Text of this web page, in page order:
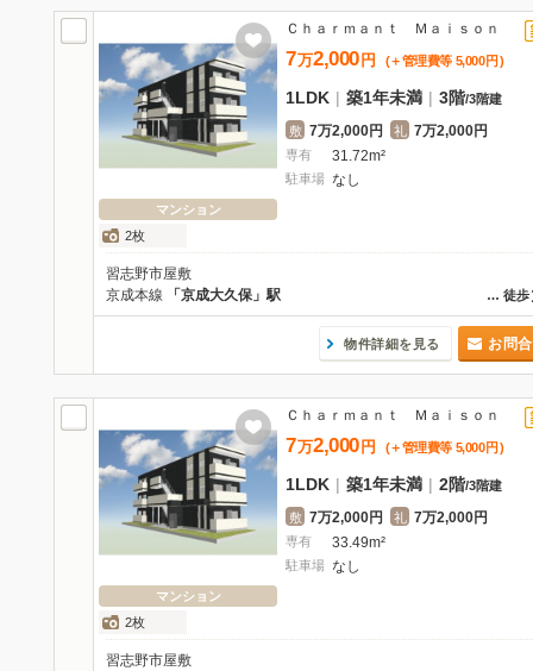
マンション
2枚
Ｃｈａｒｍａｎｔ Ｍａｉｓｏｎ
7万2,000 円 (＋管理費等 5,000 円 )
1LDK | 築1年未満 | 3階/3階建
敷 7万2,000円 礼 7万2,000円
専有 31.72m²
駐車場 なし
習志野市屋敷
… 徒歩
京成本線 「京成大久保」駅
物件詳細を見る お問
マンション
2枚
Ｃｈａｒｍａｎｔ Ｍａｉｓｏｎ
7万2,000 円 (＋管理費等 5,000 円 )
1LDK | 築1年未満 | 2階/3階建
敷 7万2,000円 礼 7万2,000円
専有 33.49m²
駐車場 なし
習志野市屋敷